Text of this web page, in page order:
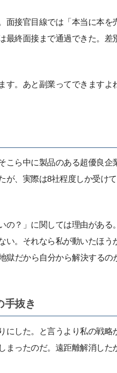
接官目線では「本当に本を
最終面接まで通過できた。差
す。あと副業ってできますよ
こら中に製品のある超優良企
、実際は8社程度しか受け
の？」に関しては理由がある
い。それなら私が動いたほう
だから自分から解決するの
手抜き
した。と言うより私の戦略
まったのだ。遠距離解消した